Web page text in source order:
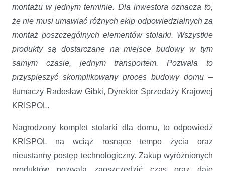
montażu w jednym terminie. Dla inwestora oznacza to,
że nie musi umawiać różnych ekip odpowiedzialnych za
montaż poszczególnych elementów stolarki. Wszystkie
produkty są dostarczane na miejsce budowy w tym
samym czasie, jednym transportem. Pozwala to
przyspieszyć skomplikowany proces budowy domu –
tłumaczy Radosław Gibki, Dyrektor Sprzedaży Krajowej
KRISPOL.
Nagrodzony komplet stolarki dla domu, to odpowiedź
KRISPOL na wciąż rosnące tempo życia oraz
nieustanny postęp technologiczny. Zakup wyróżnionych